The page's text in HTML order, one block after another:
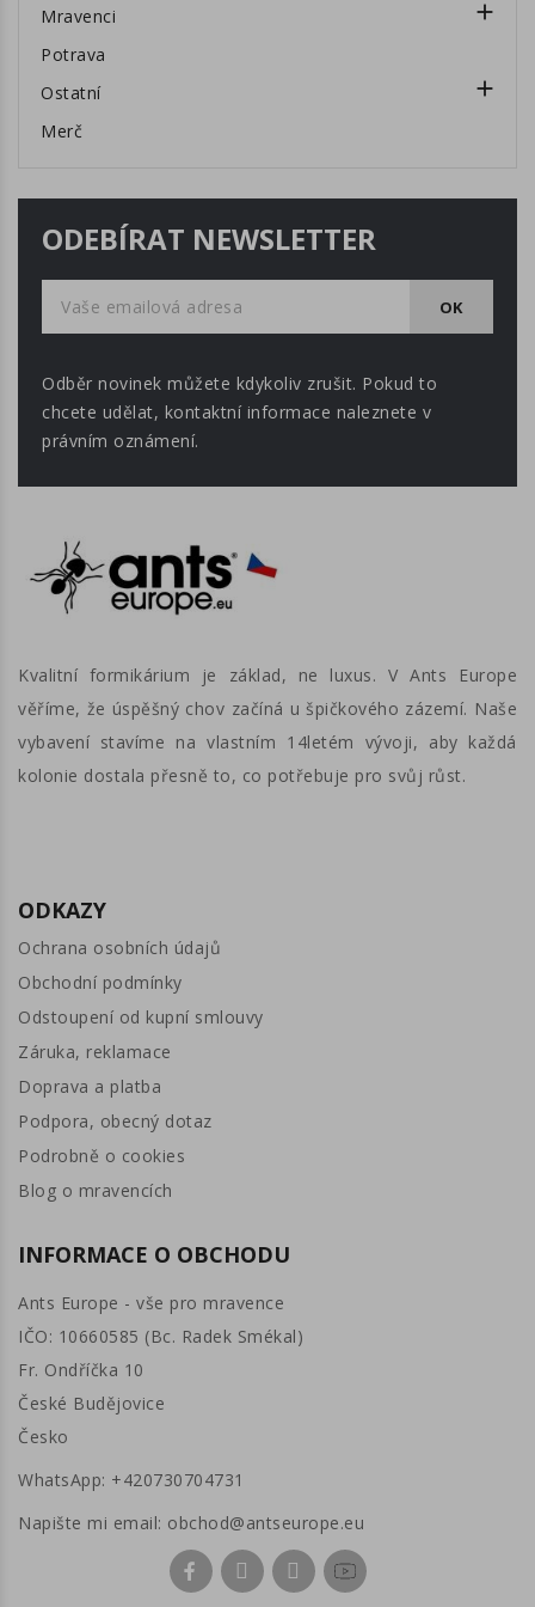
Mravenci

Potrava
Ostatní

Merč
ODEBÍRAT NEWSLETTER
Odběr novinek můžete kdykoliv zrušit. Pokud to
chcete udělat, kontaktní informace naleznete v
právním oznámení.
Kvalitní formikárium je základ, ne luxus. V Ants Europe
věříme, že úspěšný chov začíná u špičkového zázemí. Naše
vybavení stavíme na vlastním 14letém vývoji, aby každá
kolonie dostala přesně to, co potřebuje pro svůj růst.
ODKAZY
Ochrana osobních údajů
Obchodní podmínky
Odstoupení od kupní smlouvy
Záruka, reklamace
Doprava a platba
Podpora, obecný dotaz
Podrobně o cookies
Blog o mravencích
INFORMACE O OBCHODU
Ants Europe - vše pro mravence
IČO: 10660585 (Bc. Radek Smékal)
Fr. Ondříčka 10
České Budějovice
Česko
WhatsApp: +420730704731
Napište mi email: obchod@antseurope.eu